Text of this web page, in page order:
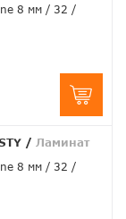
8 мм 32
/ Ламинат
8 мм 32